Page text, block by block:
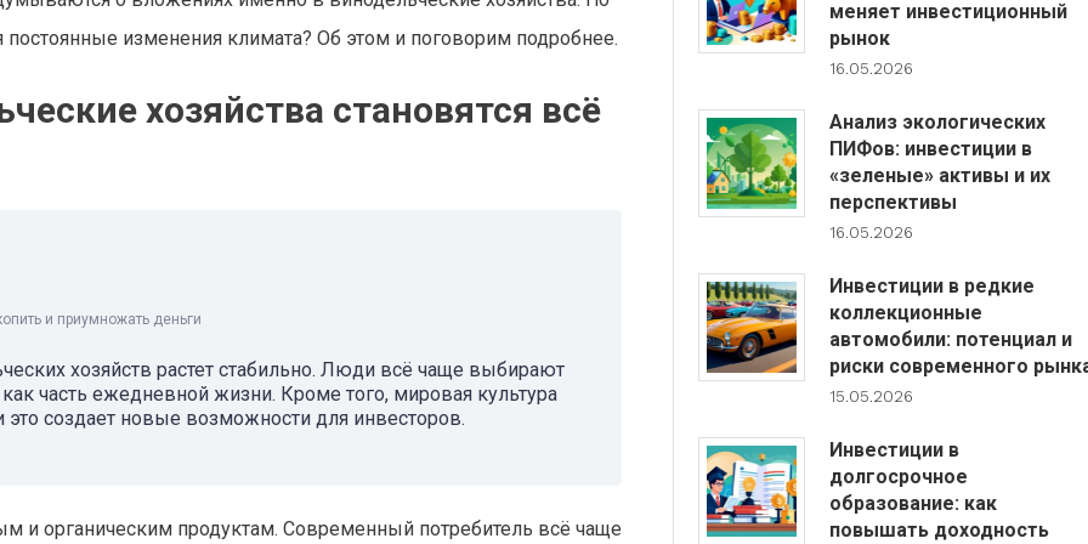
изменения климата? Об этом и поговорим подробнее.
хозяйства становятся всё
и приумножать деньги
хозяйств растет стабильно. Люди всё чаще выбирают
часть ежедневной жизни. Кроме того, мировая культура
это создает новые возможности для инвесторов.
и органическим продуктам. Современный потребитель всё чаще
меняет инвестиционный
рынок
16.05.2026
Анализ экологических
ПИФов: инвестиции в
«зеленые» активы и их
перспективы
16.05.2026
Инвестиции в редкие
коллекционные
автомобили: потенциал и
риски современного
15.05.2026
Инвестиции в
долгосрочное
образование: как
повышать доходность